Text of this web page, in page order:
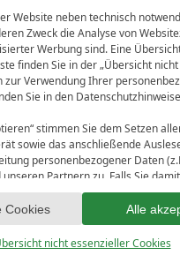
Website neben technisch
Zweck die Analyse von
Werbung sind. Eine
finden Sie in der „Übersicht
zur Verwendung Ihrer
Sie in den
stimmen Sie dem Setzen
sowie das anschließende
personenbezogener Daten
Partnern zu. Falls Sie
Sie bitte auf „Nur essenzielle
Sie unter „Übersicht nicht
im Fußbereich dieser
aufrufen und ändern.
Alle
Cookies
nicht essenzieller Cookies
und
Ambiente
ZUM GUTSHOF
DATENSCHUTZ